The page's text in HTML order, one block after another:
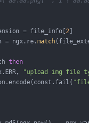
= file_info[ 2
= ngx.re.match
then
"upload img file type
"file